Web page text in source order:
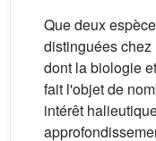
Que deux
distinguées
dont la biologie
fait l'objet de
intérêt